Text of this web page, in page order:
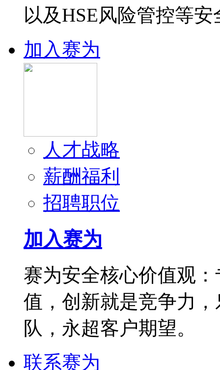
以及HSE风险管控等
加入赛为
人才战略
薪酬福利
招聘职位
加入赛为
赛为安全核心价值观
值，创新就是竞争力
队，永超客户期望。
联系赛为